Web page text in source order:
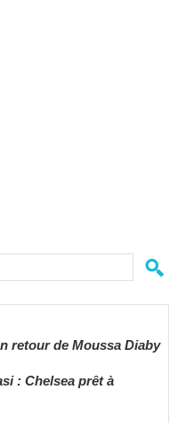
retour de Moussa Diaby
: Chelsea prêt à